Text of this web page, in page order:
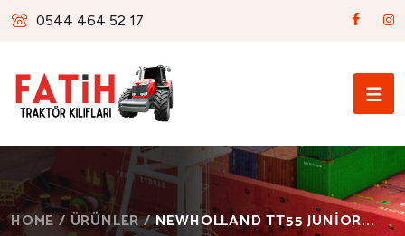
0544 464 52 17
HOME/ ÜRÜNLER/NEWHOLLAND TT55 JUNİOR...